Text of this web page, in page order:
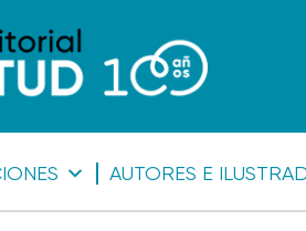
AUTORES E